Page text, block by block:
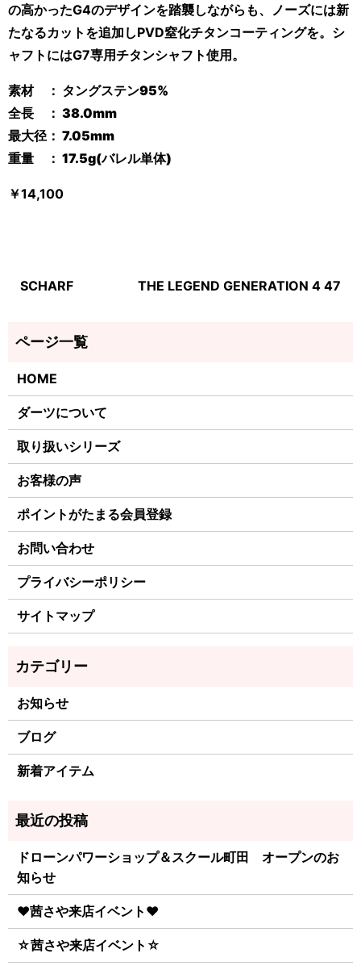
の高かったG4のデザインを踏襲しながらも、ノーズには新
たなるカットを追加しPVD窒化チタンコーティングを。シ
ャフトにはG7専用チタンシャフト使用。
素材 ： タングステン95%
全長 ： 38.0mm
最大径： 7.05mm
重量 ： 17.5g(バレル単体)
￥14,100
SCHARF THE LEGEND GENERATION 4 47
HOME
ダーツについて
取り扱いシリーズ
お客様の声
ポイントがたまる会員登録
お問い合わせ
プライバシーポリシー
サイトマップ
お知らせ
ブログ
新着アイテム
ドローンパワーショップ＆スクール町田 オープンのお
知らせ
♥茜さや来店イベント♥
☆茜さや来店イベント☆